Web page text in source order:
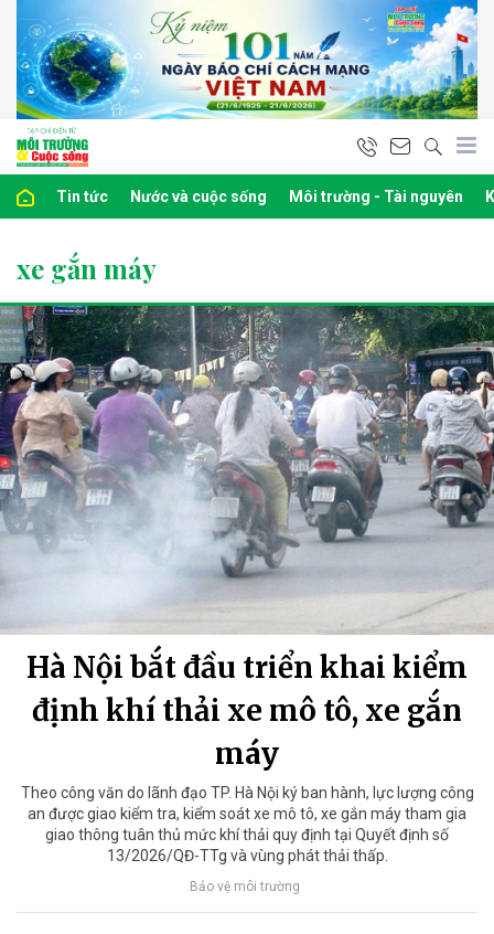
Tin tức Nước và cuộc sống Môi trường - Tài nguyên
xe gắn máy
Hà Nội bắt đầu triển khai kiểm
định khí thải xe mô tô, xe gắn
máy
Theo công văn do lãnh đạo TP. Hà Nội ký ban hành, lực lượng công
an được giao kiểm tra, kiểm soát xe mô tô, xe gắn máy tham gia
giao thông tuân thủ mức khí thải quy định tại Quyết định số
13/2026/QĐ-TTg và vùng phát thải thấp.
Bảo vệ môi trường